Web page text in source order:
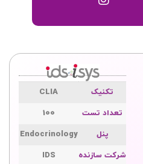
تکنیک
CLIA
تعداد تست
100
پنل
Endocrinology
شرکت سازنده
IDS